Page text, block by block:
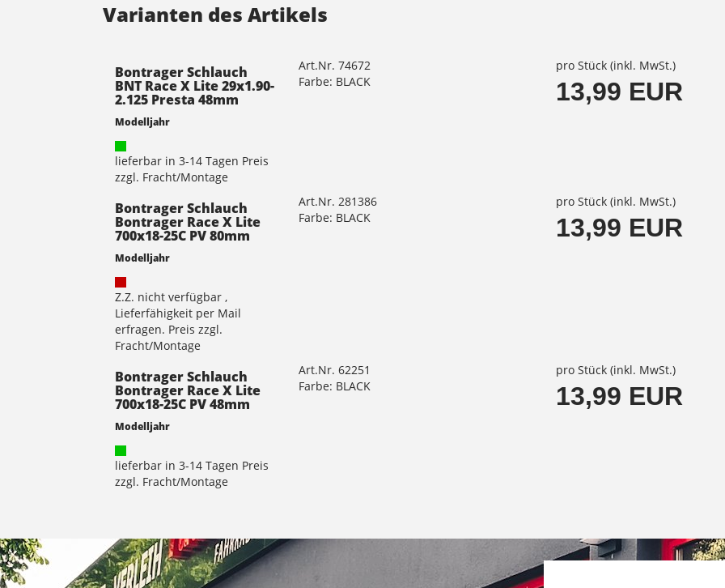
Varianten des Artikels
Bontrager Schlauch
BNT Race X Lite 29x1.90-
2.125 Presta 48mm
Modelljahr
lieferbar in 3-14 Tagen Preis
zzgl. Fracht/Montage
Art.Nr. 74672
Farbe: BLACK
pro Stück (inkl. MwSt.)
13,99 EUR
Bontrager Schlauch
Bontrager Race X Lite
700x18-25C PV 80mm
Modelljahr
Z.Z. nicht verfügbar ,
Lieferfähigkeit per Mail
erfragen. Preis zzgl.
Fracht/Montage
Art.Nr. 281386
Farbe: BLACK
pro Stück (inkl. MwSt.)
13,99 EUR
Bontrager Schlauch
Bontrager Race X Lite
700x18-25C PV 48mm
Modelljahr
lieferbar in 3-14 Tagen Preis
zzgl. Fracht/Montage
Art.Nr. 62251
Farbe: BLACK
pro Stück (inkl. MwSt.)
13,99 EUR